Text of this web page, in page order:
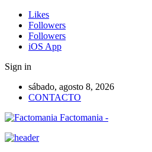
Likes
Followers
Followers
iOS App
Sign in
sábado, agosto 8, 2026
CONTACTO
Factomania -